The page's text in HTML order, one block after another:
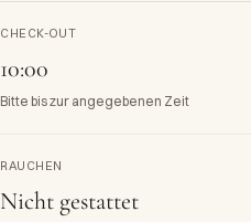
CHECK-OUT
10:00
Bitte bis zur angegebenen Zeit
RAUCHEN
Nicht gestattet